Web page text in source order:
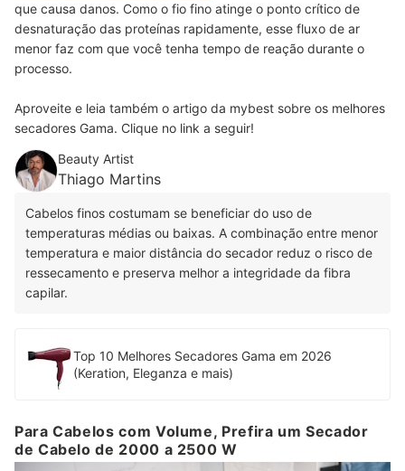
que causa danos. Como o fio fino atinge o ponto crítico de
desnaturação das proteínas rapidamente, esse fluxo de ar
menor faz com que você tenha tempo de reação durante o
processo.
Aproveite e leia também o artigo da mybest sobre os melhores
secadores Gama. Clique no link a seguir!
Beauty Artist
Thiago Martins
Cabelos finos costumam se beneficiar do uso de
temperaturas médias ou baixas. A combinação entre menor
temperatura e maior distância do secador reduz o risco de
ressecamento e preserva melhor a integridade da fibra
capilar.
Top 10 Melhores Secadores Gama em 2026
(Keration, Eleganza e mais)
Para Cabelos com Volume, Prefira um Secador
de Cabelo de 2000 a 2500 W